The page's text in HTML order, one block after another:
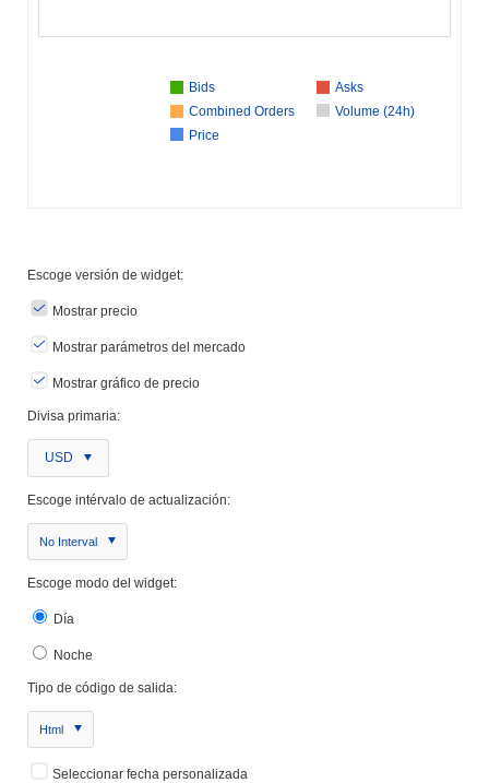
Bids
Asks
Combined Orders
Volume (24h)
Price
Escoge versión de widget:
Mostrar precio
Mostrar parámetros del mercado
Mostrar gráfico de precio
Divisa primaria:
USD
Escoge intérvalo de actualización:
No Interval
Escoge modo del widget:
Día
Noche
Tipo de código de salida:
Html
Seleccionar fecha personalizada